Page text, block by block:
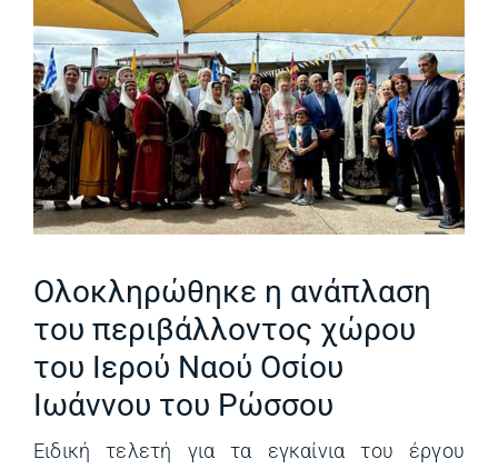
Ολοκληρώθηκε η ανάπλαση
του περιβάλλοντος χώρου
του Ιερού Ναού Οσίου
Ιωάννου του Ρώσσου
Ειδική τελετή για τα εγκαίνια του έργου